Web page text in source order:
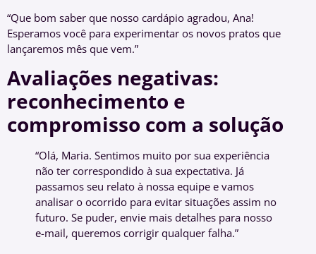
“Que bom saber que nosso cardápio agradou, Ana!
Esperamos você para experimentar os novos pratos que
lançaremos mês que vem.”
Avaliações negativas:
reconhecimento e
compromisso com a solução
“Olá, Maria. Sentimos muito por sua experiência
não ter correspondido à sua expectativa. Já
passamos seu relato à nossa equipe e vamos
analisar o ocorrido para evitar situações assim no
futuro. Se puder, envie mais detalhes para nosso
e-mail, queremos corrigir qualquer falha.”